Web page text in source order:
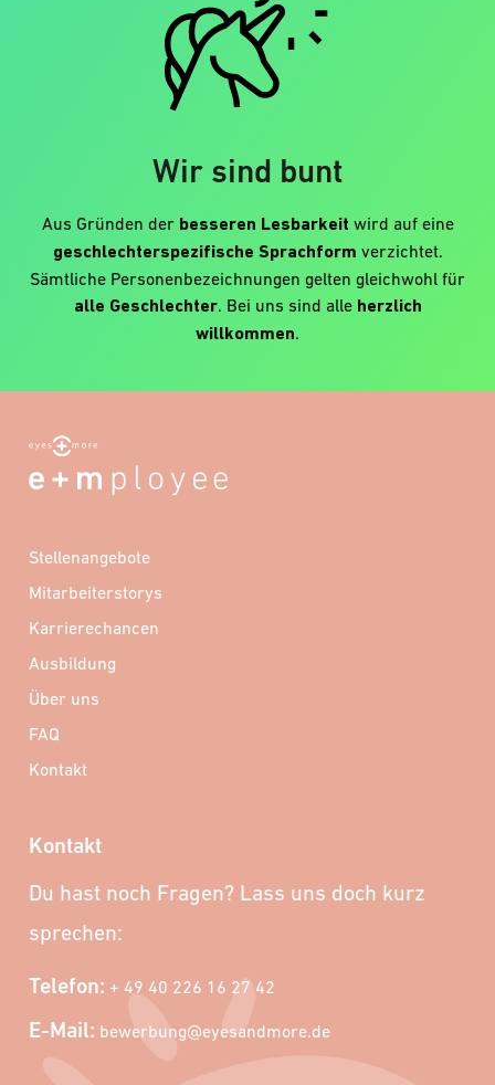
Wir sind bunt
Aus Gründen der besseren Lesbarkeit wird auf eine
geschlechterspezifische Sprachform verzichtet.
Sämtliche Personenbezeichnungen gelten gleichwohl für
alle Geschlechter. Bei uns sind alle herzlich
willkommen.
Stellenangebote
Mitarbeiterstorys
Karrierechancen
Ausbildung
Über uns
FAQ
Kontakt
Kontakt
Du hast noch Fragen? Lass uns doch kurz
sprechen:
Telefon: + 49 40 226 16 27 42
E-Mail: bewerbung@eyesandmore.de